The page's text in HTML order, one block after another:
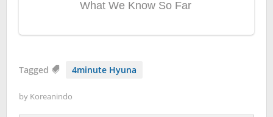
Tagged 4minute Hyuna
by Koreanindo